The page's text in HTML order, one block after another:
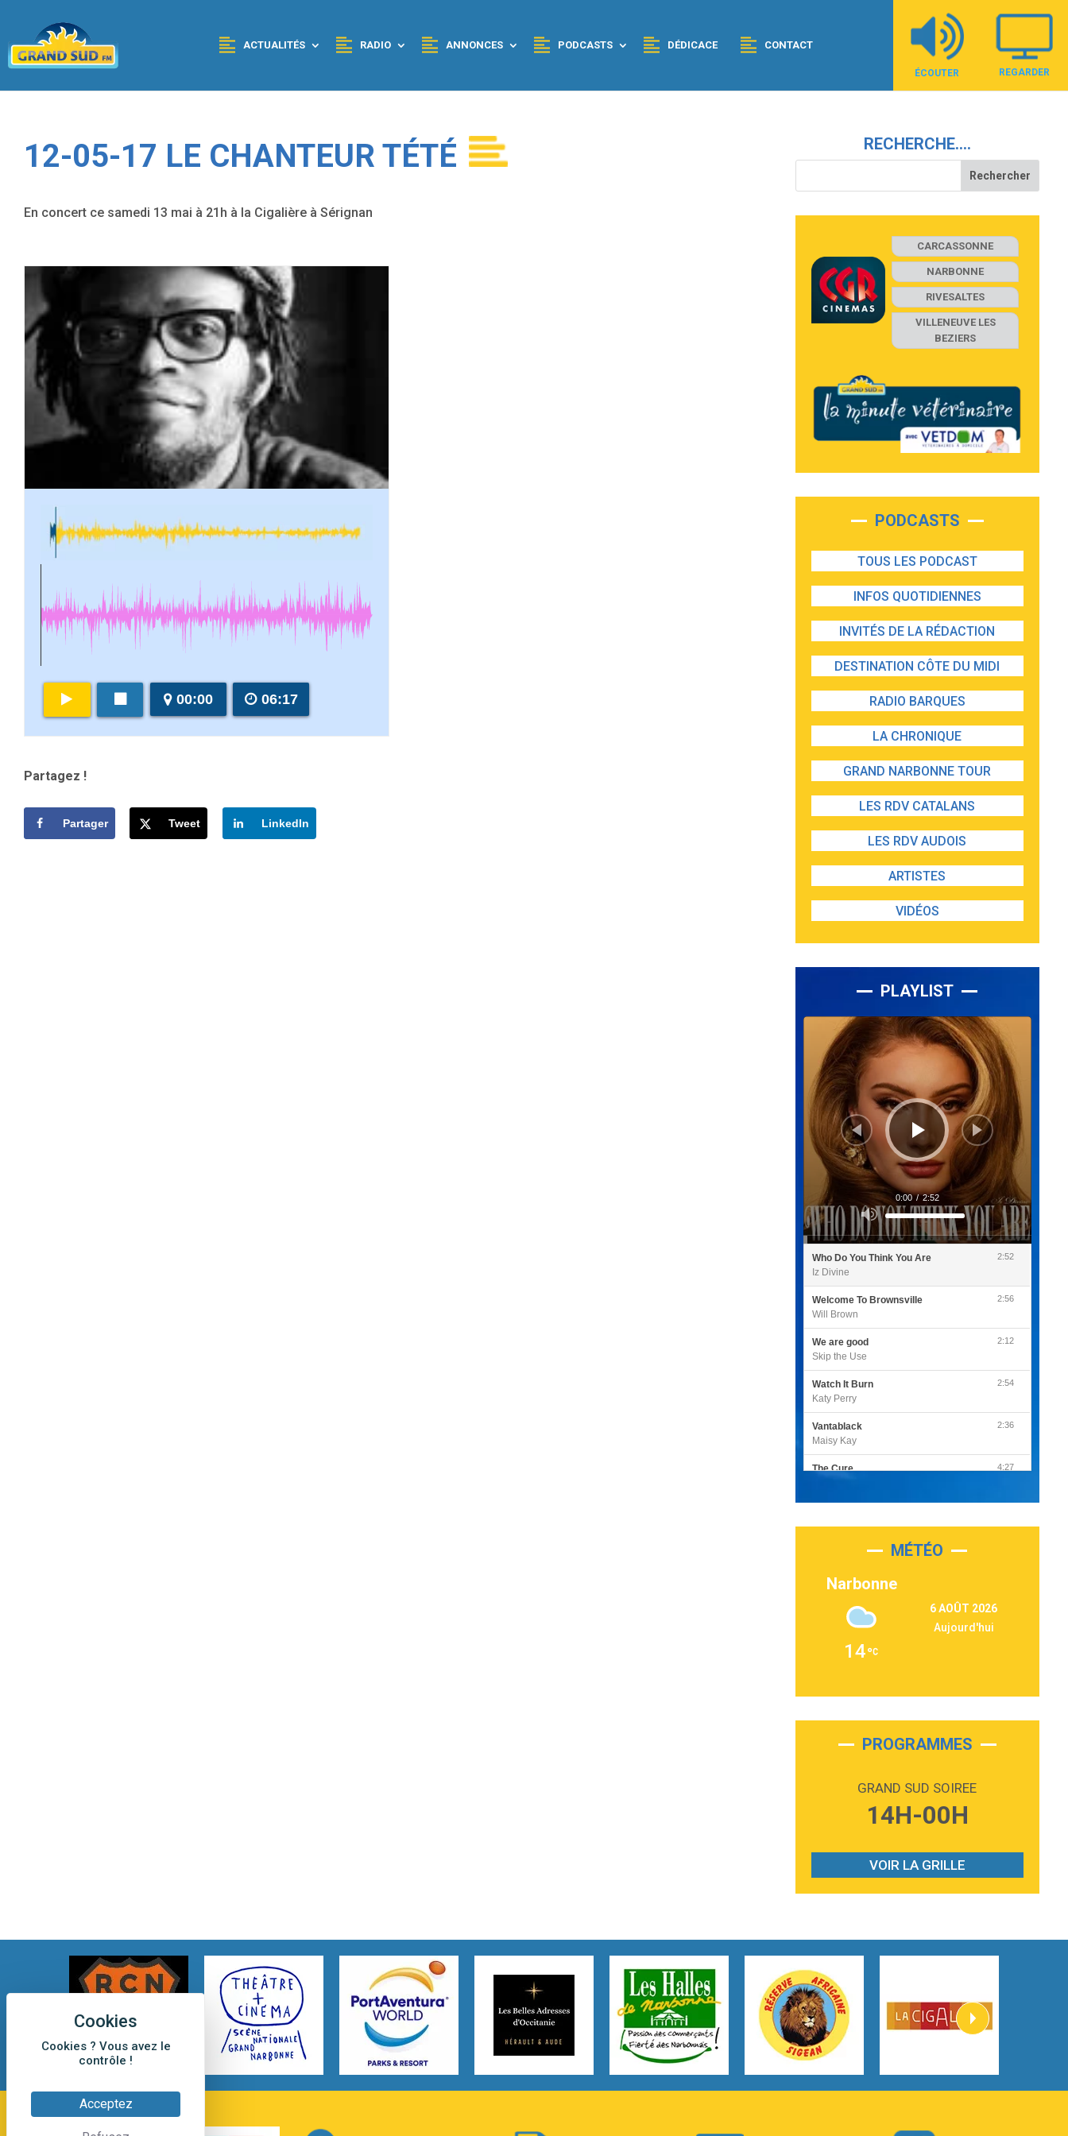
Cookies ? Vous avez le
contrôle !
Acceptez
ACTUALITÉS RADIO ANNONCES PODCASTS DÉDICACE CONTACT
ÉCOUTER REGARDER
12-05-17 LE CHANTEUR TÉTÉ
En concert ce samedi 13 mai à 21h à la Cigalière à Sérignan
00:00 06:17
Partagez !
Partager Tweet LinkedIn
RECHERCHE….
CARCASSONNE
NARBONNE
RIVESALTES
VILLENEUVE LES
BEZIERS
PODCASTS
TOUS LES PODCAST
INFOS QUOTIDIENNES
INVITÉS DE LA RÉDACTION
DESTINATION CÔTE DU MIDI
RADIO BARQUES
LA CHRONIQUE
GRAND NARBONNE TOUR
LES RDV CATALANS
LES RDV AUDOIS
ARTISTES
VIDÉOS
PLAYLIST
Lecteur
Utilisez
les
flèches
haut/bas
augmenter
le
volume.
0:00 / 2:52
Who Do You Think You Are
Iz Divine
2:52
Welcome To Brownsville
Will Brown
2:56
We are good
Skip the Use
2:12
Watch It Burn
Katy Perry
2:54
Vantablack
Maisy Kay
2:36
The Cure
4:27
Luke Combs
Second Chance
Martin Garrix & Ed Sheeran
Alex Warren
On My Soul
2:28
Phoebe Bridgers
Gracie Abrams
Heaven On Your Mind
Kygo
Heart On Fire
Lovecats
Hate that i made you love me
Ariana Grande –
MÉTÉO
Narbonne
14
6 AOÛT 2026
Aujourd'hui
PROGRAMMES
GRAND SUD SOIREE
14H-00H
VOIR LA GRILLE